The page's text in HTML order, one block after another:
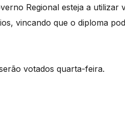
Regional esteja a utilizar
vincando que o diploma
votados quarta-feira.